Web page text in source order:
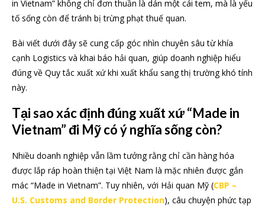
in Vietnam” không chỉ đơn thuần là dán một cái tem, mà là yếu
tố sống còn để tránh bị trừng phạt thuế quan.
Bài viết dưới đây sẽ cung cấp góc nhìn chuyên sâu từ khía
cạnh Logistics và khai báo hải quan, giúp doanh nghiệp hiểu
đúng về Quy tắc xuất xứ khi xuất khẩu sang thị trường khó tính
này.
Tại sao xác định đúng xuất xứ “Made in
Vietnam” đi Mỹ có ý nghĩa sống còn?
Nhiều doanh nghiệp vẫn lầm tưởng rằng chỉ cần hàng hóa
được lắp ráp hoàn thiện tại Việt Nam là mặc nhiên được gắn
mác “Made in Vietnam”. Tuy nhiên, với Hải quan Mỹ (CBP –
U.S. Customs and Border Protection), câu chuyện phức tạp